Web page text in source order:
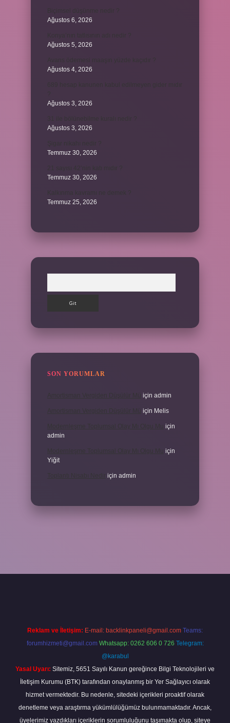
Ağustos 6, 2026
Ağustos 5, 2026
Ağustos 4, 2026
Ağustos 3, 2026
Ağustos 3, 2026
Temmuz 30, 2026
Temmuz 30, 2026
Temmuz 25, 2026
SON YORUMLAR
için admin
için Melis
için
admin
için
Yiğit
için admin
Reklam ve İletişim: E-mail: backlinkpaneli@gmail.com Teams:
forumhizmeti@gmail.com Whatsapp: 0262 606 0 726 Telegram:
@karabul
Yasal Uyarı: Sitemiz, 5651 Sayılı Kanun gereğince Bilgi Teknolojileri ve
İletişim Kurumu (BTK) tarafından onaylanmış bir Yer Sağlayıcı olarak
hizmet vermektedir. Bu nedenle, sitedeki içerikleri proaktif olarak
denetleme veya araştırma yükümlülüğümüz bulunmamaktadır. Ancak,
üyelerimiz yazdıkları içeriklerin sorumluluğunu taşımakta olup, siteye